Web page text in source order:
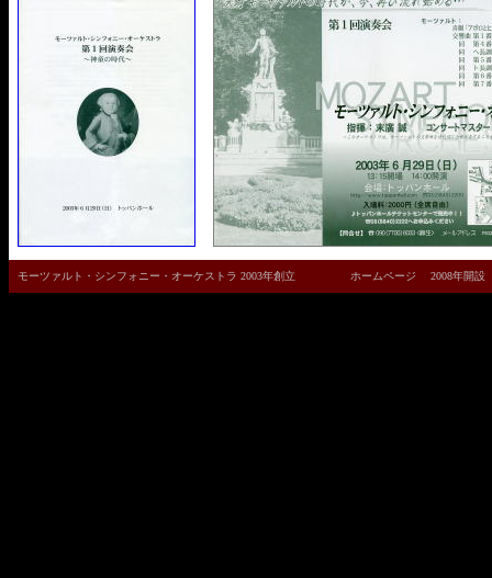
モーツァルト・シンフォニー・オーケストラ 2003年創立 ホームページ 2008